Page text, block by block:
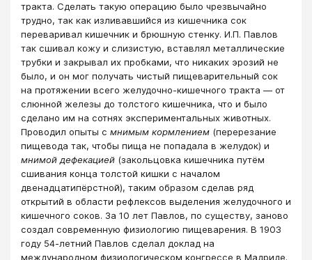
тракта. Сделать такую операцию было чрезвычайно
трудно, так как изливавшийся из кишечника сок
переваривал кишечник и брюшную стенку. И.П. Павлов
так сшивал кожу и слизистую, вставлял металлические
трубки и закрывал их пробками, что никаких эрозий не
было, и он мог получать чистый пищеварительный сок
на протяжении всего желудочно-кишечного тракта — от
слюнной железы до толстого кишечника, что и было
сделано им на сотнях экспериментальных животных.
Проводил опыты с мнимым кормлением (перерезание
пищевода так, чтобы пища не попадала в желудок) и
мнимой дефекацией (закольцовка кишечника путём
сшивания конца толстой кишки с началом
двенадцатипёрстной), таким образом сделав ряд
открытий в области рефлексов выделения желудочного и
кишечного соков. За 10 лет Павлов, по существу, заново
создал современную физиологию пищеварения. В 1903
году 54-летний Павлов сделал доклад на
международном физиологическом конгрессе в Мадриде.